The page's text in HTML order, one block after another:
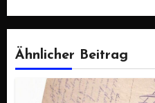
Ähnlicher Beitrag